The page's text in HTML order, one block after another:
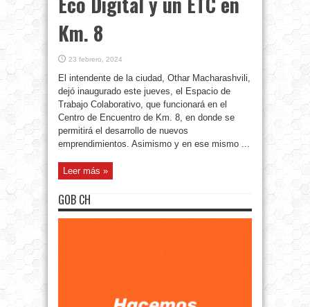
Km. 8
23 febrero, 2024
El intendente de la ciudad, Othar Macharashvili,
dejó inaugurado este jueves, el Espacio de
Trabajo Colaborativo, que funcionará en el
Centro de Encuentro de Km. 8, en donde se
permitirá el desarrollo de nuevos
emprendimientos. Asimismo y en ese mismo ...
Leer más »
GOB CH